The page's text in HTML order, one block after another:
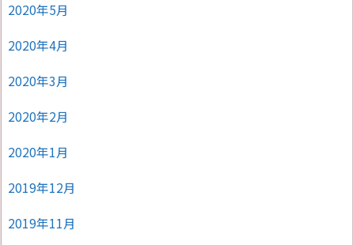
2020年5月
2020年4月
2020年3月
2020年2月
2020年1月
2019年12月
2019年11月